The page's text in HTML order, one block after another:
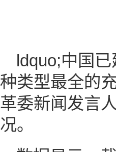
ldquo;中国
种类型最全的
革委新闻发言
况。